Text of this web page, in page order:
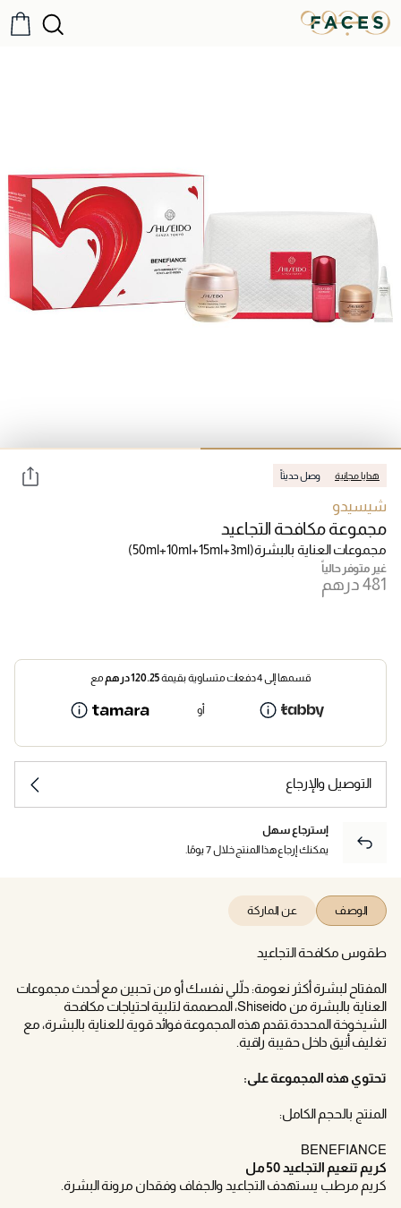
هدايا مجانية وصل حديثاً
شيسيدو
مجموعة مكافحة التجاعيد
مجموعات العناية بالبشرة(50ml+10ml+15ml+3ml)
غير متوفر حالياً
قسمها إلى 4 دفعات متساوية بقيمة 120.25درهممع
أو
التوصيل والإرجاع
إسترجاع سهل
يمكنك إرجاع هذا المنتج خلال 7 يومًا.
الوصف عن الماركة
طقوس مكافحة التجاعيد
المفتاح لبشرة أكثر نعومة: دلّلي نفسك أو من تحبين مع أحدث مجموعات
العناية بالبشرة من Shiseido، المصممة لتلبية احتياجات مكافحة
الشيخوخة المحددة.تقدم هذه المجموعة فوائد قوية للعناية بالبشرة، مع
تغليف أنيق داخل حقيبة راقية.
تحتوي هذه المجموعة على:
المنتج بالحجم الكامل:
BENEFIANCE
كريم تنعيم التجاعيد 50 مل
كريم مرطب يستهدف التجاعيد والجفاف وفقدان مرونة البشرة.